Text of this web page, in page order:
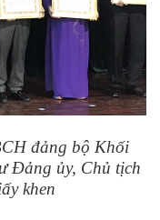
đảng bộ Khối
Đảng ủy, Chủ tịch
khen